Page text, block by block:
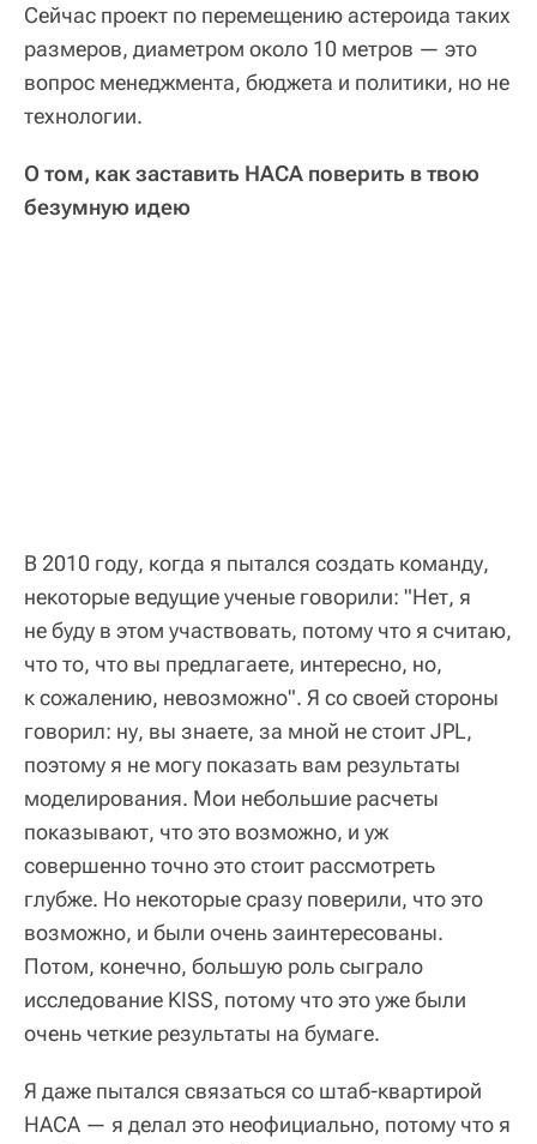
Сейчас проект по перемещению астероида таких
размеров, диаметром около 10 метров — это
вопрос менеджмента, бюджета и политики, но не
технологии.
О том, как заставить НАСА поверить в твою
безумную идею
В 2010 году, когда я пытался создать команду,
некоторые ведущие ученые говорили: "Нет, я
не буду в этом участвовать, потому что я считаю,
что то, что вы предлагаете, интересно, но,
к сожалению, невозможно". Я со своей стороны
говорил: ну, вы знаете, за мной не стоит JPL,
поэтому я не могу показать вам результаты
моделирования. Мои небольшие расчеты
показывают, что это возможно, и уж
совершенно точно это стоит рассмотреть
глубже. Но некоторые сразу поверили, что это
возможно, и были очень заинтересованы.
Потом, конечно, большую роль сыграло
исследование KISS, потому что это уже были
очень четкие результаты на бумаге.
Я даже пытался связаться со штаб-квартирой
НАСА — я делал это неофициально, потому что я